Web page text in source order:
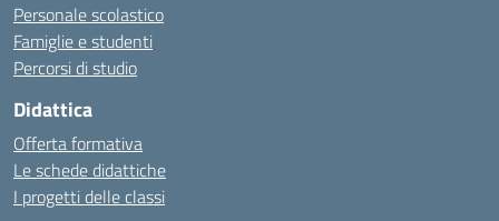
Personale scolastico
Famiglie e studenti
Percorsi di studio
Didattica
Offerta formativa
Le schede didattiche
I progetti delle classi